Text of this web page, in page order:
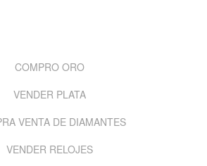
COMPRO ORO
VENDER PLATA
VENTA DE DIAMANTES
VENDER RELOJES